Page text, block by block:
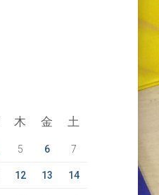
木 金 土
5 6 7
12 13 14